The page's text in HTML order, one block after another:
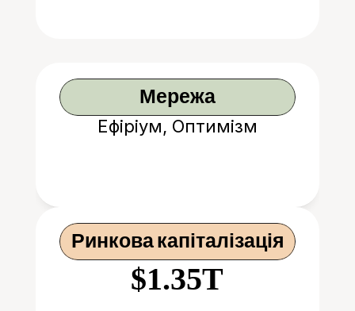
Мережа
Ефіріум, Оптимізм
Ринкова капіталізація
$1.35T